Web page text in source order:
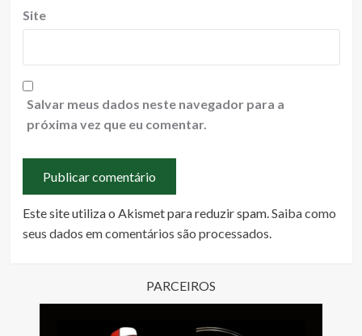
Site
Salvar meus dados neste navegador para a
próxima vez que eu comentar.
Este site utiliza o Akismet para reduzir spam.Saiba como
seus dados em comentários são processados.
PARCEIROS